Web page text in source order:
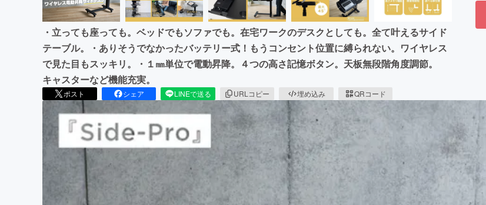
・立っても座っても。ベッドでもソファでも。在宅ワークのデスクとしても。全て叶えるサイド
テーブル。・ありそうでなかったバッテリー式！もうコンセント位置に縛られない。ワイヤレス
で見た目もスッキリ。・１㎜単位で電動昇降。４つの高さ記憶ボタン。天板無段階角度調節。
キャスターなど機能充実。
ポスト シェア LINEで送る URLコピー 埋め込み QRコード